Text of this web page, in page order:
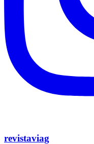
revistaviag